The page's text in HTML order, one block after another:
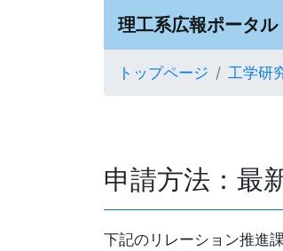
理工系広報ポータル
トップページ 工学研
申請方法：最
下記のリレーション推進